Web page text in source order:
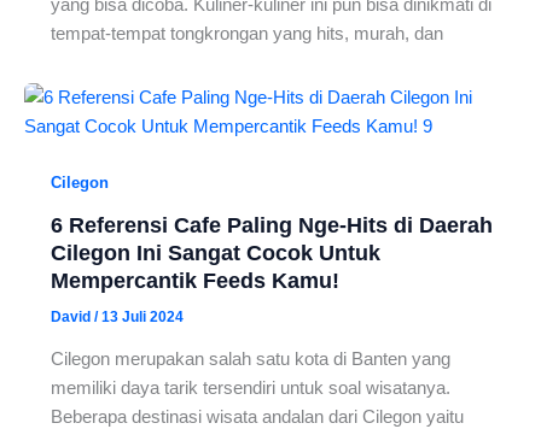
yang bisa dicoba. Kuliner-kuliner ini pun bisa dinikmati di
tempat-tempat tongkrongan yang hits, murah, dan
Cilegon
6 Referensi Cafe Paling Nge-Hits di Daerah
Cilegon Ini Sangat Cocok Untuk
Mempercantik Feeds Kamu!
David /13 Juli 2024
Cilegon merupakan salah satu kota di Banten yang
memiliki daya tarik tersendiri untuk soal wisatanya.
Beberapa destinasi wisata andalan dari Cilegon yaitu